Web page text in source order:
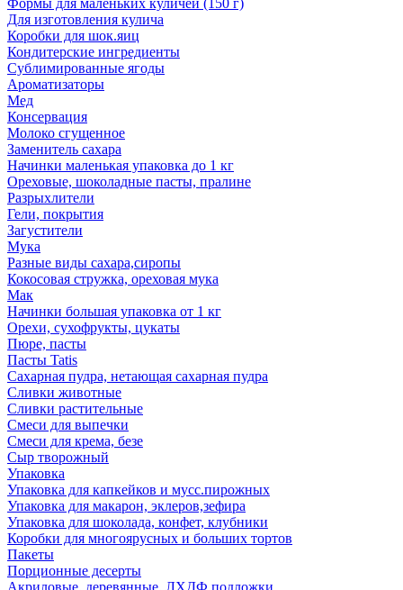
Формы для маленьких куличей (150 г)
Для изготовления кулича
Коробки для шок.яиц
Кондитерские ингредиенты
Сублимированные ягоды
Ароматизаторы
Мед
Консервация
Молоко сгущенное
Заменитель сахара
Начинки маленькая упаковка до 1 кг
Ореховые, шоколадные пасты, пралине
Разрыхлители
Гели, покрытия
Загустители
Мука
Разные виды сахара,сиропы
Кокосовая стружка, ореховая мука
Мак
Начинки большая упаковка от 1 кг
Орехи, сухофрукты, цукаты
Пюре, пасты
Пасты Tatis
Сахарная пудра, нетающая сахарная пудра
Сливки животные
Сливки растительные
Смеси для выпечки
Смеси для крема, безе
Сыр творожный
Упаковка
Упаковка для капкейков и мусс.пирожных
Упаковка для макарон, эклеров,зефира
Упаковка для шоколада, конфет, клубники
Коробки для многоярусных и больших тортов
Пакеты
Порционные десерты
Акриловые, деревянные, ЛХДФ подложки